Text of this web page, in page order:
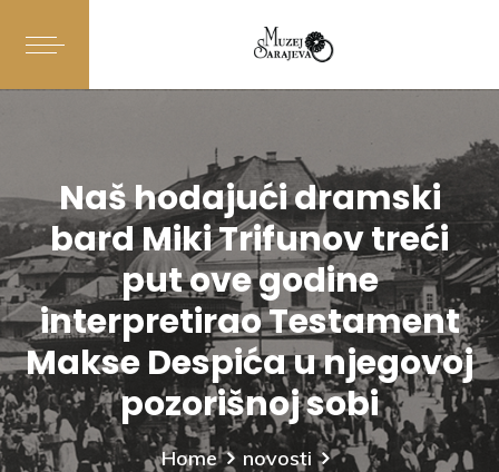
Naš hodajući dramski
bard Miki Trifunov treći
put ove godine
interpretirao Testament
Makse Despića u njegovoj
pozorišnoj sobi
Home
novosti